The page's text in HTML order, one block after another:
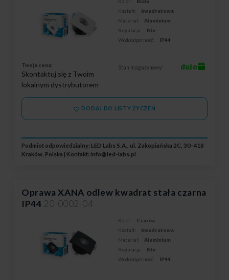
Kolor:
Biała
Kształt:
kwadratowa
Materiał:
Aluminium
Regulacja:
Nie
Wodoodporność:
IP44
Twoja cena:
Skontaktuj się z Twoim
lokalnym dystrybutorem
Stan magazynowy: dużo
DODAJ DO LISTY ŻYCZEŃ
Podmiot odpowiedzialny: LED Labs S.A., ul. Zakopiańska 2C, 30-418
Kraków, Polska | Kontakt: info@led-labs.pl
Oprawa XANA odlew kwadrat stała czarna
IP44 20-0002-04
Kolor:
Czarna
Kształt:
kwadratowa
Materiał:
Aluminium
Regulacja:
Nie
Wodoodporność:
IP44